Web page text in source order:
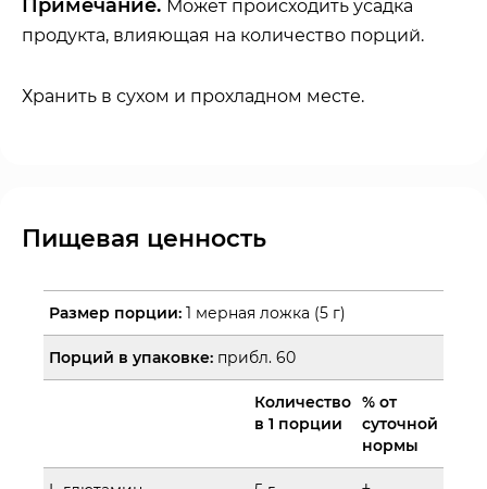
Примечание. Может происходить усадка
продукта, влияющая на количество порций.
Хранить в сухом и прохладном месте.
Пищевая ценность
Размер порции: 1 мерная ложка (5 г)
Порций в упаковке: прибл. 60
Количество
в 1 порции
% от
суточной
нормы